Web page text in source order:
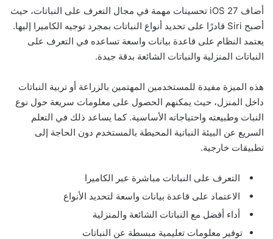
أضاف iOS 27 تحسينات مهمة في مجال التعرف على النباتات، حيث
أصبح Siri قادرًا على تحديد أنواع النباتات بمجرد توجيه الكاميرا إليها.
يعتمد النظام على قاعدة بيانات واسعة تساعده في التعرف على
النباتات المنزلية والنباتات الشائعة بدقة جيدة.
هذه الميزة مفيدة للمستخدمين المهتمين بالزراعة أو تربية النباتات
داخل المنزل، حيث يمكنهم الحصول على معلومات سريعة حول نوع
النبات وطبيعته واحتياجاته الأساسية. كما يساعد ذلك في التعلم
السريع عن البيئة النباتية المحيطة بالمستخدم دون الحاجة إلى
تطبيقات خارجية.
التعرف على النباتات مباشرة عبر الكاميرا
الاعتماد على قاعدة بيانات واسعة لتحديد الأنواع
أداء أفضل مع النباتات الشائعة والمنزلية
توفير معلومات تعليمية مبسطة عن النباتات